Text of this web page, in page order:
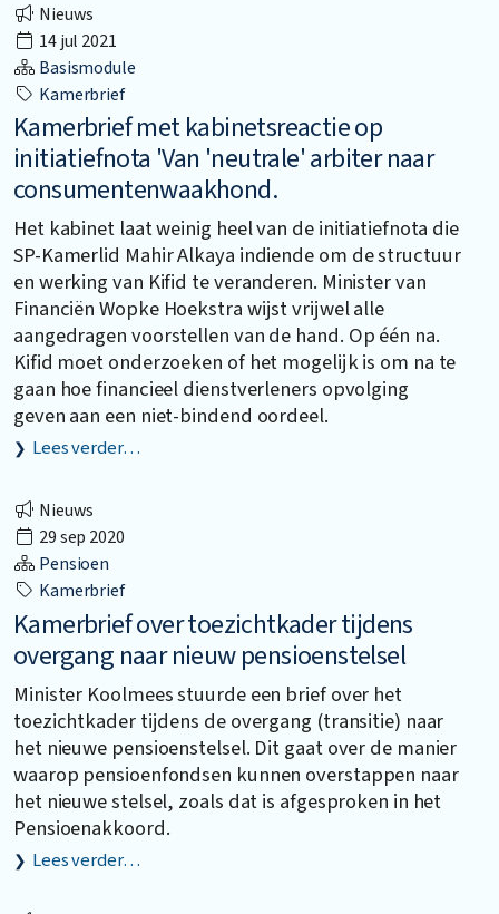
Nieuws
14 jul 2021
Basismodule
Kamerbrief
Kamerbrief met kabinetsreactie op
initiatiefnota 'Van 'neutrale' arbiter naar
consumentenwaakhond.
Het kabinet laat weinig heel van de initiatiefnota die
SP-Kamerlid Mahir Alkaya indiende om de structuur
en werking van Kifid te veranderen. Minister van
Financiën Wopke Hoekstra wijst vrijwel alle
aangedragen voorstellen van de hand. Op één na.
Kifid moet onderzoeken of het mogelijk is om na te
gaan hoe financieel dienstverleners opvolging
geven aan een niet-bindend oordeel.
Lees verder…
Nieuws
29 sep 2020
Pensioen
Kamerbrief
Kamerbrief over toezichtkader tijdens
overgang naar nieuw pensioenstelsel
Minister Koolmees stuurde een brief over het
toezichtkader tijdens de overgang (transitie) naar
het nieuwe pensioenstelsel. Dit gaat over de manier
waarop pensioenfondsen kunnen overstappen naar
het nieuwe stelsel, zoals dat is afgesproken in het
Pensioenakkoord.
Lees verder…